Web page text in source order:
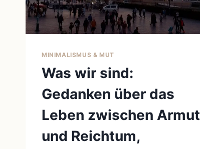
MINIMALISMUS & MUT
Was wir sind:
Gedanken über das
Leben zwischen Armut
und Reichtum,